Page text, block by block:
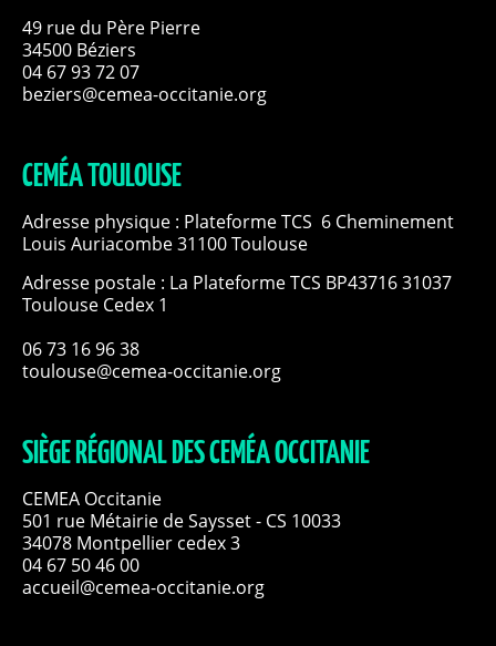
49 rue du Père Pierre
34500 Béziers
04 67 93 72 07
beziers@cemea-occitanie.org
CEMÉA TOULOUSE
Adresse physique : Plateforme TCS 6 Cheminement
Louis Auriacombe 31100 Toulouse
Adresse postale : La Plateforme TCS BP43716 31037
Toulouse Cedex 1
06 73 16 96 38
toulouse@cemea-occitanie.org
SIÈGE RÉGIONAL DES CEMÉA OCCITANIE
CEMEA Occitanie
501 rue Métairie de Saysset - CS 10033
34078 Montpellier cedex 3
04 67 50 46 00
accueil@cemea-occitanie.org